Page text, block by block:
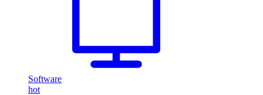
Software
hot